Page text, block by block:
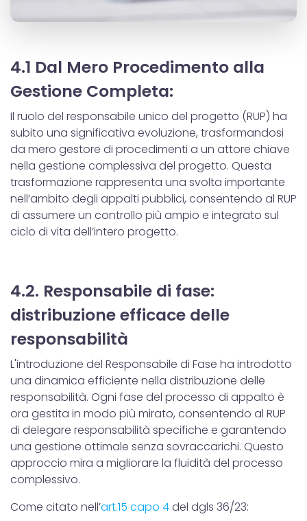
4.1 Dal Mero Procedimento alla
Gestione Completa:
Il ruolo del responsabile unico del progetto (RUP) ha
subito una significativa evoluzione, trasformandosi
da mero gestore di procedimenti a un attore chiave
nella gestione complessiva del progetto. Questa
trasformazione rappresenta una svolta importante
nell’ambito degli appalti pubblici, consentendo al RUP
di assumere un controllo più ampio e integrato sul
ciclo di vita dell’intero progetto.
4.2. Responsabile di fase:
distribuzione efficace delle
responsabilità
L'introduzione del Responsabile di Fase ha introdotto
una dinamica efficiente nella distribuzione delle
responsabilità. Ogni fase del processo di appalto è
ora gestita in modo più mirato, consentendo al RUP
di delegare responsabilità specifiche e garantendo
una gestione ottimale senza sovraccarichi. Questo
approccio mira a migliorare la fluidità del processo
complessivo.
Come citato nell’art.15 capo 4del dgls 36/23: